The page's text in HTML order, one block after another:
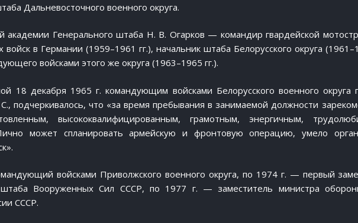
Дальневосточного военного округа.
академии Генерального штаба Н. В. Огарков — командир гвардейской
войск в Германии (1959–1961 гг.), начальник штаба Белорусского округа
войсками этого же округа (1963–1965 гг.).
18 декабря 1965 г. командующим войсками Белорусского военного округа
подчеркивалось, что «за время пребывания в занимаемой должности
высококвалифицированным, грамотным, энергичным,
может спланировать армейскую и фронтовую операцию, умело
войсками Приволжского военного округа, по 1974 г. — первый
штаба Вооруженных Сил СССР, по 1977 г. — заместитель министра
СССР.